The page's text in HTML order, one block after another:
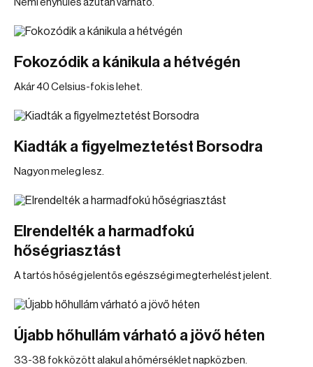
Némi enyhülés azután várható.
Fokozódik a kánikula a hétvégén
Akár 40 Celsius-fok is lehet.
Kiadták a figyelmeztetést Borsodra
Nagyon meleg lesz.
Elrendelték a harmadfokú
hőségriasztást
A tartós hőség jelentős egészségi megterhelést jelent.
Újabb hőhullám várható a jövő héten
33-38 fok között alakul a hőmérséklet napközben.